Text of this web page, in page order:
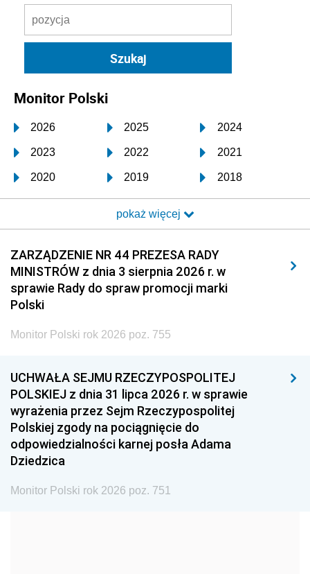
Monitor Polski
2026 2025 2024
2023 2022 2021
2020 2019 2018
2017 2016 2015
2014 2013 2012
2011 2010 2009
2008 2007 2006
2005
1996 1995 1994
1993 1992 1991
1990 1989
1987 1986 1985
pokaż więcej
ZARZĄDZENIE NR 44 PREZESA RADY
MINISTRÓW z dnia 3 sierpnia 2026 r. w
sprawie Rady do spraw promocji marki
Polski
Monitor Polski rok 2026 poz. 755
UCHWAŁA SEJMU RZECZYPOSPOLITEJ
POLSKIEJ z dnia 31 lipca 2026 r. w sprawie
wyrażenia przez Sejm Rzeczypospolitej
Polskiej zgody na pociągnięcie do
odpowiedzialności karnej posła Adama
Dziedzica
Monitor Polski rok 2026 poz. 751